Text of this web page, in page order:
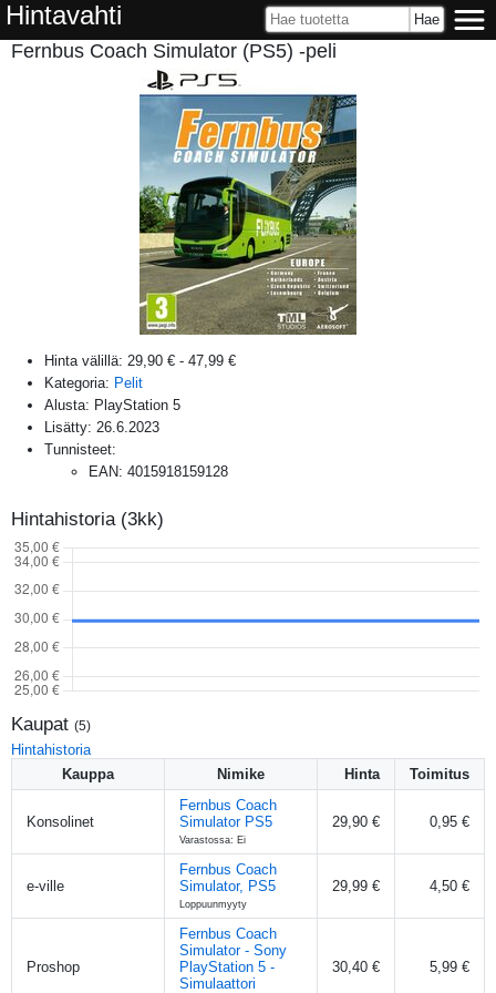
Hintavahti
Fernbus Coach Simulator (PS5) -peli
Hinta välillä: 29,90 € - 47,99 €
Kategoria: Pelit
Alusta: PlayStation 5
Lisätty: 26.6.2023
Tunnisteet:
EAN: 4015918159128
Hintahistoria (3kk)
Kaupat (5)
Hintahistoria
Kauppa
Nimike Hinta Toimitus
Konsolinet
Fernbus Coach
Simulator PS5
Varastossa: Ei
29,90 € 0,95 €
e-ville
Fernbus Coach
Simulator, PS5
Loppuunmyyty
29,99 € 4,50 €
Proshop
Fernbus Coach
Simulator - Sony
PlayStation 5 -
Simulaattori
30,40 € 5,99 €